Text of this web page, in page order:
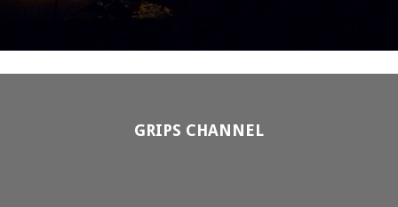
GRIPS CHANNEL